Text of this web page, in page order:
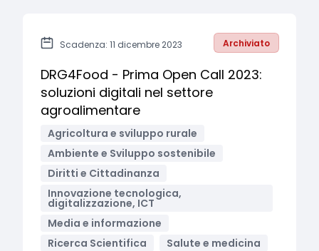
Scadenza: 11 dicembre 2023 Archiviato
DRG4Food - Prima Open Call 2023:
soluzioni digitali nel settore
agroalimentare
Agricoltura e sviluppo rurale
Ambiente e Sviluppo sostenibile
Diritti e Cittadinanza
Innovazione tecnologica,
digitalizzazione, ICT
Media e informazione
Ricerca Scientifica
Salute e medicina